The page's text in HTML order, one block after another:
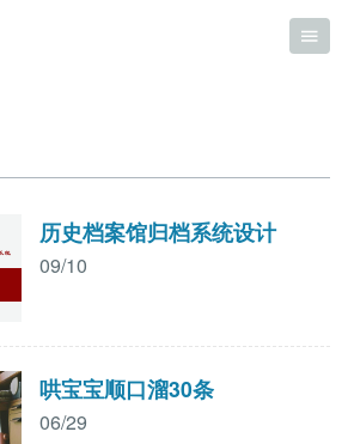
历史档案馆归档系统设计
09/10
哄宝宝顺口溜30条
06/29